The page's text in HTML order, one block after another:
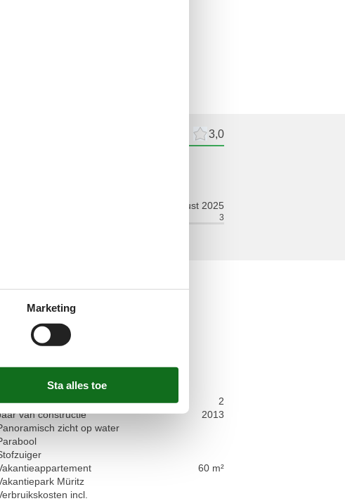
3,0
august 2025
3
Opmerking
Verhuur niet aan jeugdgroepen
Verschillend
Alternatieve verwarming, aardgas
Het hele jaar door geïsoleerd
Ja
2
van constructie
2013
zicht op water
60 m²
Müritz
incl.
Marketing